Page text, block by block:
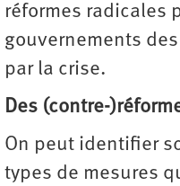
réformes radicales
gouvernements
par la crise.
Des (contre-
On peut identifier
types de mesures